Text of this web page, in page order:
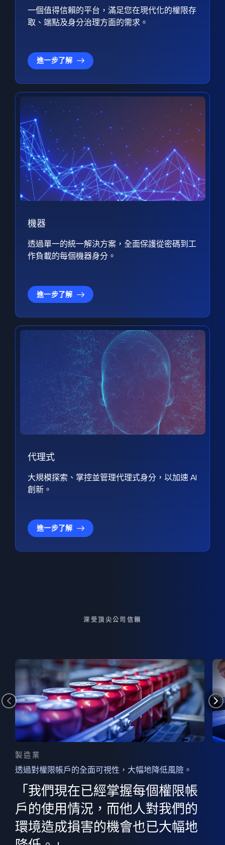
一個值得信賴的平台，滿足您在現代化的權限存
取、端點及身分治理方面的需求。
進一步了解
機器
透過單一的統一解決方案，全面保護從密碼到工
作負載的每個機器身分。
進一步了解
代理式
大規模探索、掌控並管理代理式身分，以加速 AI
創新。
進一步了解
深受頂尖公司信賴
製造業
透過對權限帳戶的全面可視性，大幅地降低風險。
「我們現在已經掌握每個權限帳
戶的使用情況，而他人對我們的
環境造成損害的機會也已大幅地